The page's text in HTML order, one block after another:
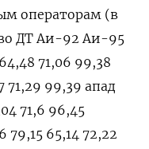
операторам (в
ДТ Аи-92 Аи-95
71,06 99,38
99,39 апад
71,6 96,45
65,14 72,22